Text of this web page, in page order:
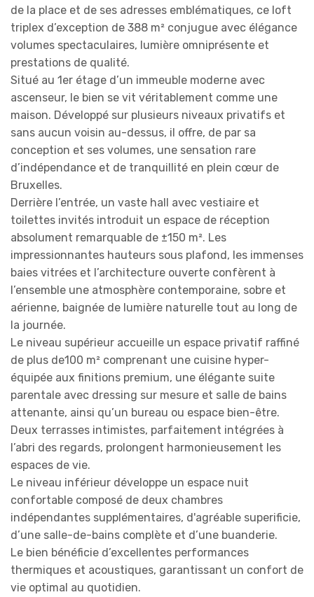
de la place et de ses adresses emblématiques, ce loft
triplex d’exception de 388 m² conjugue avec élégance
volumes spectaculaires, lumière omniprésente et
prestations de qualité.
Situé au 1er étage d’un immeuble moderne avec
ascenseur, le bien se vit véritablement comme une
maison. Développé sur plusieurs niveaux privatifs et
sans aucun voisin au-dessus, il offre, de par sa
conception et ses volumes, une sensation rare
d’indépendance et de tranquillité en plein cœur de
Bruxelles.
Derrière l’entrée, un vaste hall avec vestiaire et
toilettes invités introduit un espace de réception
absolument remarquable de ±150 m². Les
impressionnantes hauteurs sous plafond, les immenses
baies vitrées et l’architecture ouverte confèrent à
l’ensemble une atmosphère contemporaine, sobre et
aérienne, baignée de lumière naturelle tout au long de
la journée.
Le niveau supérieur accueille un espace privatif raffiné
de plus de100 m² comprenant une cuisine hyper-
équipée aux finitions premium, une élégante suite
parentale avec dressing sur mesure et salle de bains
attenante, ainsi qu’un bureau ou espace bien-être.
Deux terrasses intimistes, parfaitement intégrées à
l’abri des regards, prolongent harmonieusement les
espaces de vie.
Le niveau inférieur développe un espace nuit
confortable composé de deux chambres
indépendantes supplémentaires, d'agréable superificie,
d’une salle-de-bains complète et d’une buanderie.
Le bien bénéficie d’excellentes performances
thermiques et acoustiques, garantissant un confort de
vie optimal au quotidien.